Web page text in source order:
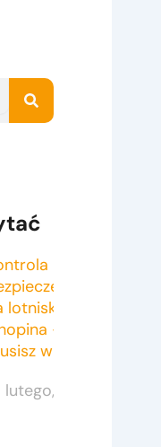
Search
lotnisku
– co
wiedzieć
lutego, 2025